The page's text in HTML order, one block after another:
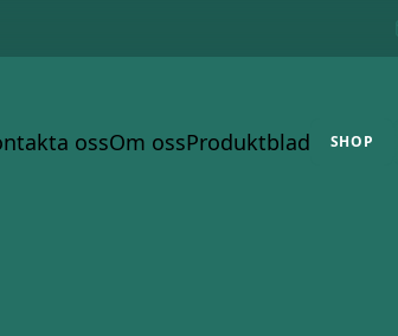
ossOm ossProduktblad SHOP